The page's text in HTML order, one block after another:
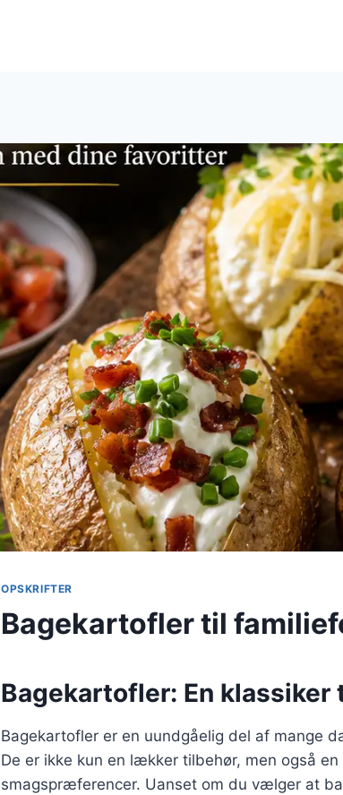
OPSKRIFTER
Bagekartofler til
Bagekartofler: En
Bagekartofler er en uundgåelig del af mange
De er ikke kun en lækker tilbehør, men også
smagspræferencer. Uanset om du vælger at